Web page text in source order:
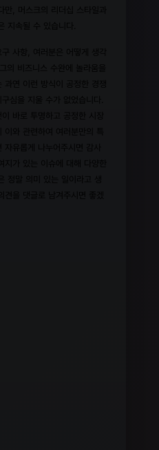
만, 머스크의 리더십 스타일과
지속될 수 있습니다.
사항, 여러분은 어떻게 생각
의 비즈니스 수완에 놀라움을
과연 이런 방식이 공정한 경쟁
심을 지울 수가 없었습니다.
바로 투명하고 공정한 시장
이와 관련하여 여러분만의 특
유롭게 나누어주시면 감사
지가 있는 이슈에 대해 다양한
정말 의미 있는 일이라고 생
견을 댓글로 남겨주시면 좋겠